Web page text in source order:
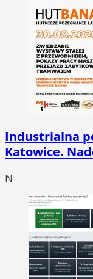
Industrialna
Katowice.
N